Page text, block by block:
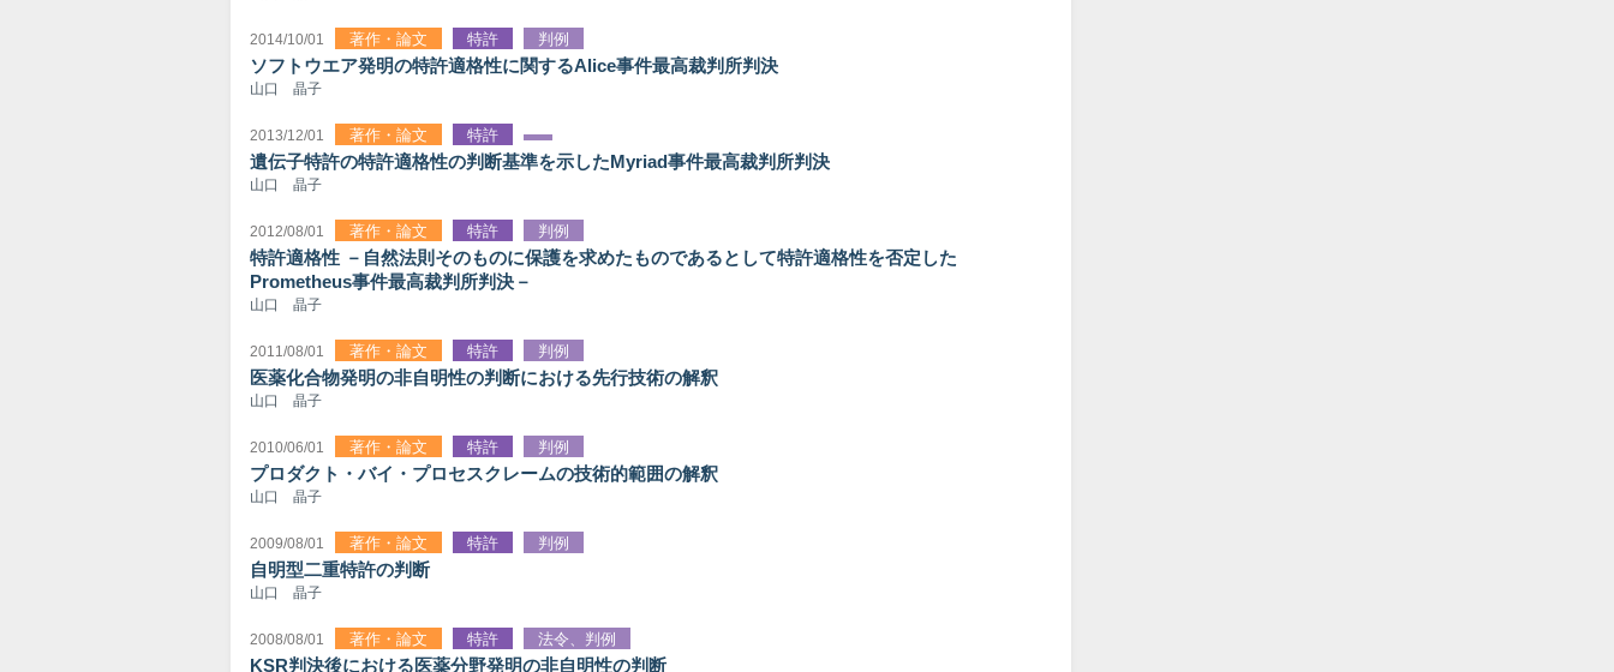
2014/10/01 著作・論文 特許 判例
ソフトウエア発明の特許適格性に関するAlice事件最高裁判所判決
山口 晶子
2013/12/01 著作・論文 特許
遺伝子特許の特許適格性の判断基準を示したMyriad事件最高裁判所判決
山口 晶子
2012/08/01 著作・論文 特許 判例
特許適格性 －自然法則そのものに保護を求めたものであるとして特許適格性を否定した
Prometheus事件最高裁判所判決－
山口 晶子
2011/08/01 著作・論文 特許 判例
医薬化合物発明の非自明性の判断における先行技術の解釈
山口 晶子
2010/06/01 著作・論文 特許 判例
プロダクト・バイ・プロセスクレームの技術的範囲の解釈
山口 晶子
2009/08/01 著作・論文 特許 判例
自明型二重特許の判断
山口 晶子
2008/08/01 著作・論文 特許 法令、判例
KSR判決後における医薬分野発明の非自明性の判断